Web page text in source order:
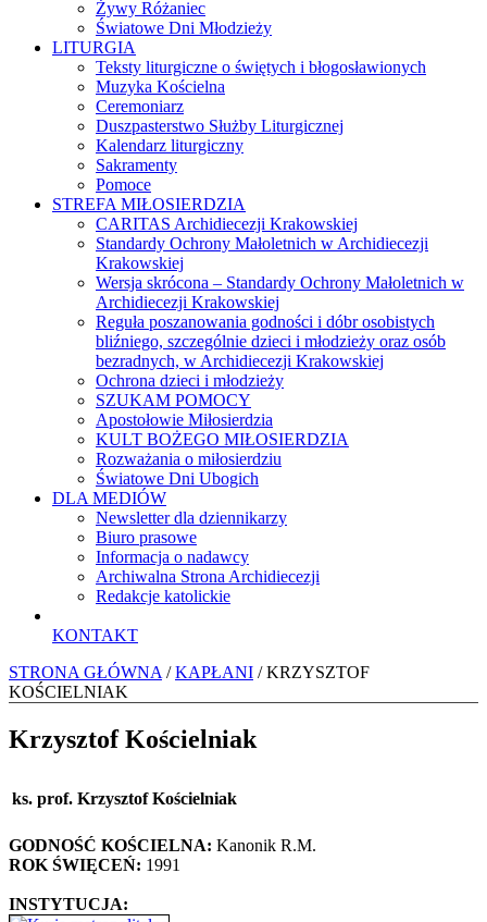
Żywy Różaniec
Światowe Dni Młodzieży
LITURGIA
Teksty liturgiczne o świętych i błogosławionych
Muzyka Kościelna
Ceremoniarz
Duszpasterstwo Służby Liturgicznej
Kalendarz liturgiczny
Sakramenty
Pomoce
STREFA MIŁOSIERDZIA
CARITAS Archidiecezji Krakowskiej
Standardy Ochrony Małoletnich w Archidiecezji
Krakowskiej
Wersja skrócona – Standardy Ochrony Małoletnich w
Archidiecezji Krakowskiej
Reguła poszanowania godności i dóbr osobistych
bliźniego, szczególnie dzieci i młodzieży oraz osób
bezradnych, w Archidiecezji Krakowskiej
Ochrona dzieci i młodzieży
SZUKAM POMOCY
Apostołowie Miłosierdzia
KULT BOŻEGO MIŁOSIERDZIA
Rozważania o miłosierdziu
Światowe Dni Ubogich
DLA MEDIÓW
Newsletter dla dziennikarzy
Biuro prasowe
Informacja o nadawcy
Archiwalna Strona Archidiecezji
Redakcje katolickie
KONTAKT
STRONA GŁÓWNA /KAPŁANI / KRZYSZTOF
KOŚCIELNIAK
Krzysztof Kościelniak
ks. prof. Krzysztof Kościelniak
GODNOŚĆ KOŚCIELNA: Kanonik R.M.
ROK ŚWIĘCEŃ: 1991
INSTYTUCJA: